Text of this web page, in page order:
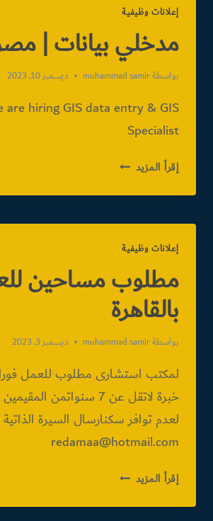
إعلانات وظيفية
مدخلي بيانات |
بواسطةmuhammad samir ديسمبر 10, 2023
are hiring GIS data entry & GIS
Specialist
إقرأ المزيد مدخلي
|
إعلانات وظيفية
مطلوب مساحين
بالقاهرة
بواسطةmuhammad samir ديسمبر 3, 2023
لمكتب استشارى مطلوب للعمل
خبرة لاتقل عن 7 سنواتمن
لعدم توافر سكنارسال السيرة الذاتية
redamaa@hotmail.com
إقرأ المزيد مطلوب
للعمل